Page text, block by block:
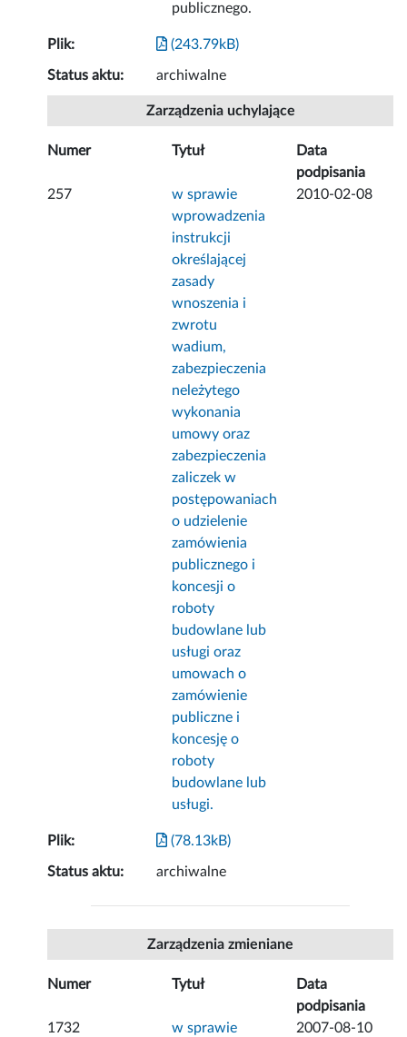
publicznego.
Plik: (243.79kB)
Status aktu: archiwalne
Zarządzenia uchylające
Numer Tytuł
Data
podpisania
257
w sprawie
wprowadzenia
instrukcji
określającej
zasady
wnoszenia i
zwrotu
wadium,
zabezpieczenia
neleżytego
wykonania
umowy oraz
zabezpieczenia
zaliczek w
postępowaniach
o udzielenie
zamówienia
publicznego i
koncesji o
roboty
budowlane lub
usługi oraz
umowach o
zamówienie
publiczne i
koncesję o
roboty
budowlane lub
usługi.
2010-02-08
Plik: (78.13kB)
Status aktu: archiwalne
Zarządzenia zmieniane
Numer Tytuł
Data
podpisania
1732
w sprawie
2007-08-10